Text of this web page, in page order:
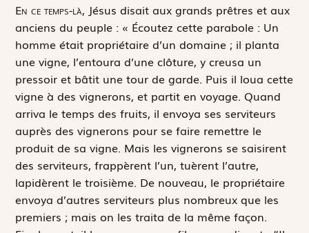
En ce temps-là, Jésus disait aux grands prêtres et aux
anciens du peuple : « Écoutez cette parabole : Un
homme était propriétaire d’un domaine ; il planta
une vigne, l’entoura d’une clôture, y creusa un
pressoir et bâtit une tour de garde. Puis il loua cette
vigne à des vignerons, et partit en voyage. Quand
arriva le temps des fruits, il envoya ses serviteurs
auprès des vignerons pour se faire remettre le
produit de sa vigne. Mais les vignerons se saisirent
des serviteurs, frappèrent l’un, tuèrent l’autre,
lapidèrent le troisième. De nouveau, le propriétaire
envoya d’autres serviteurs plus nombreux que les
premiers ; mais on les traita de la même façon.